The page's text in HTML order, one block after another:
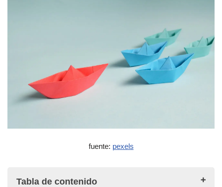
fuente: pexels
Tabla de contenido